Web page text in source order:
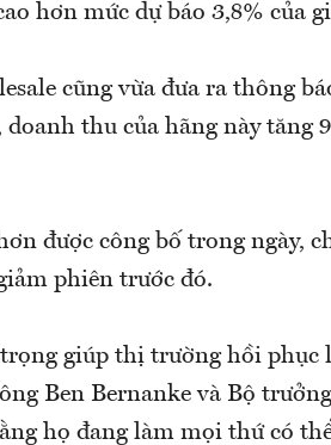
hơn mức dự báo 3,8% của
cũng vừa đưa ra thông
thu của hãng này tăng
được công bố trong ngày,
phiên trước đó.
giúp thị trường hồi phục
Ben Bernanke và Bộ
họ đang làm mọi thứ có